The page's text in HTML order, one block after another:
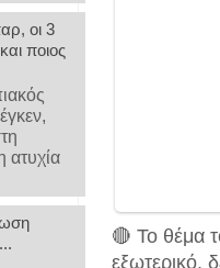
🔴 Το θέμα
εξωτερικό,
οι 3
ποιος
ατυχία